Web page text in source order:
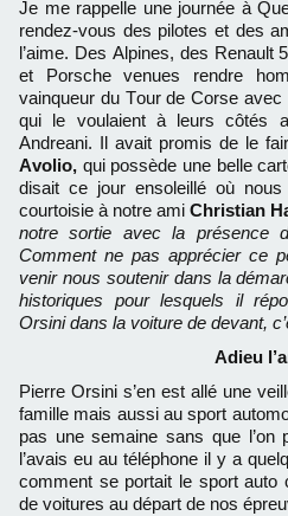
Je me rappelle une journée à
rendez-vous des pilotes et des
l’aime. Des Alpines, des Renault
et Porsche venues rendre
vainqueur du Tour de Corse
qui le voulaient à leurs côtés
Andreani. Il avait promis de le
Avolio, qui possède une belle
disait ce jour ensoleillé où
courtoisie à notre ami Christian
notre sortie avec la présence
Comment ne pas apprécier ce
venir nous soutenir dans la
historiques pour lesquels il
Orsini dans la voiture de devant,
Adieu
Pierre Orsini s’en est allé une
famille mais aussi au sport
pas une semaine sans que l’on
l’avais eu au téléphone il y a
comment se portait le sport auto
de voitures au départ de nos